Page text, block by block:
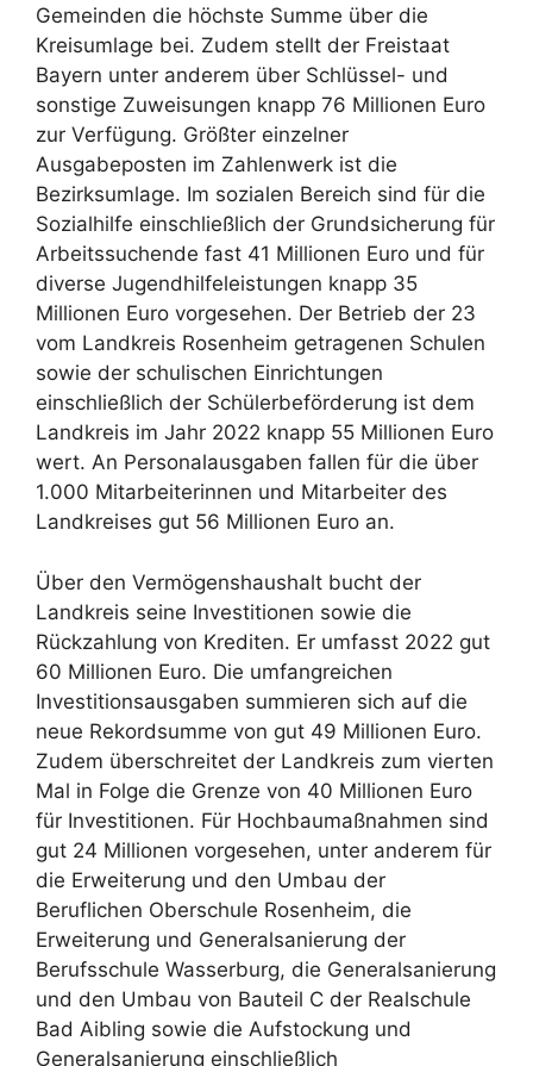
Gemeinden die höchste Summe über die
Kreisumlage bei. Zudem stellt der Freistaat
Bayern unter anderem über Schlüssel- und
sonstige Zuweisungen knapp 76 Millionen Euro
zur Verfügung. Größter einzelner
Ausgabeposten im Zahlenwerk ist die
Bezirksumlage. Im sozialen Bereich sind für die
Sozialhilfe einschließlich der Grundsicherung für
Arbeitssuchende fast 41 Millionen Euro und für
diverse Jugendhilfeleistungen knapp 35
Millionen Euro vorgesehen. Der Betrieb der 23
vom Landkreis Rosenheim getragenen Schulen
sowie der schulischen Einrichtungen
einschließlich der Schülerbeförderung ist dem
Landkreis im Jahr 2022 knapp 55 Millionen Euro
wert. An Personalausgaben fallen für die über
1.000 Mitarbeiterinnen und Mitarbeiter des
Landkreises gut 56 Millionen Euro an.
Über den Vermögenshaushalt bucht der
Landkreis seine Investitionen sowie die
Rückzahlung von Krediten. Er umfasst 2022 gut
60 Millionen Euro. Die umfangreichen
Investitionsausgaben summieren sich auf die
neue Rekordsumme von gut 49 Millionen Euro.
Zudem überschreitet der Landkreis zum vierten
Mal in Folge die Grenze von 40 Millionen Euro
für Investitionen. Für Hochbaumaßnahmen sind
gut 24 Millionen vorgesehen, unter anderem für
die Erweiterung und den Umbau der
Beruflichen Oberschule Rosenheim, die
Erweiterung und Generalsanierung der
Berufsschule Wasserburg, die Generalsanierung
und den Umbau von Bauteil C der Realschule
Bad Aibling sowie die Aufstockung und
Generalsanierung einschließlich